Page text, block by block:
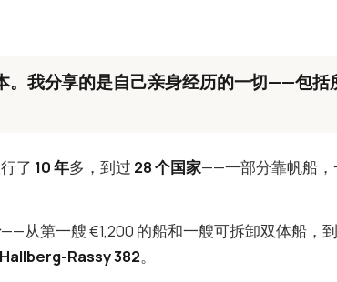
。我分享的是自己亲身经历的一切——包括
了 10 年多，到过 28 个国家——一部分靠帆船，
——从第一艘 €1,200 的船和一艘可拆卸双体船，
Hallberg-Rassy 382。